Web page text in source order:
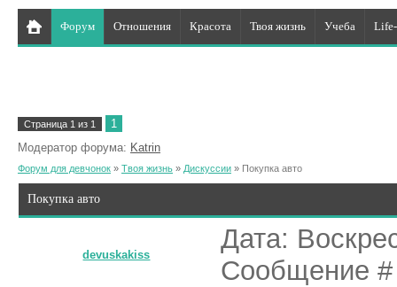
Форум Отношения Красота Твоя жизнь Учеба
Страница 1 из 1
1
Модератор форума: Katrin
Форум для девчонок » Твоя жизнь » Дискуссии » Покупка авто
Покупка авто
devuskakiss
Дата:
Сообщение